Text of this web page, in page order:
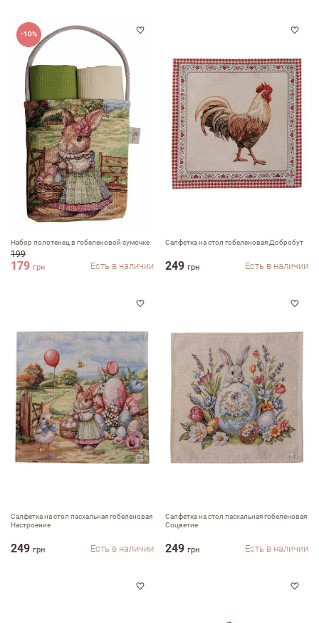
-10%
Набор полотенец в гобеленовой сумочке
199
179 грн Есть в наличии
Салфетка на стол гобеленовая Добробут
249 грн Есть в наличии
Салфетка на стол пасхальная гобеленовая
Настроение
249 грн Есть в наличии
Салфетка на стол пасхальная гобеленовая
Соцветие
249 грн Есть в наличии